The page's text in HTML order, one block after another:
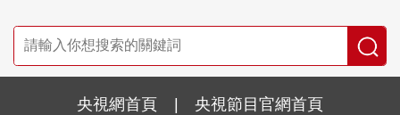
央視網首頁 | 央視節目官網首頁